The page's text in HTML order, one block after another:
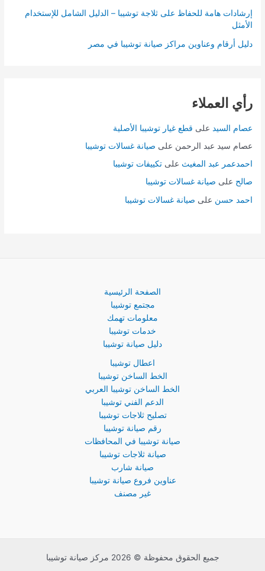
إرشادات هامة للحفاظ على ثلاجة توشيبا – الدليل الشامل للإستخدام
الأمثل
دليل أرقام وعناوين مراكز صيانة توشيبا في مصر
رأي العملاء
عصام السيد على قطع غيار توشيبا الأصلية
عصام سيد عبد الرحمن على صيانة غسالات توشيبا
احمدعمر عبد المغيث علىتكييفات توشيبا
صالح على صيانة غسالات توشيبا
احمد حسن على صيانة غسالات توشيبا
الصفحة الرئيسية
مجتمع توشيبا
معلومات تهمك
خدمات توشيبا
دليل صيانة توشيبا
اعطال توشيبا
الخط الساخن توشيبا
الخط الساخن توشيبا العربي
الدعم الفني توشيبا
تصليح ثلاجات توشيبا
رقم صيانة توشيبا
صيانة توشيبا في المحافظات
صيانة ثلاجات توشيبا
صيانة شارب
عناوين فروع صيانة توشيبا
غير مصنف
جميع الحقوق محفوظة © 2026 مركز صيانة توشيبا